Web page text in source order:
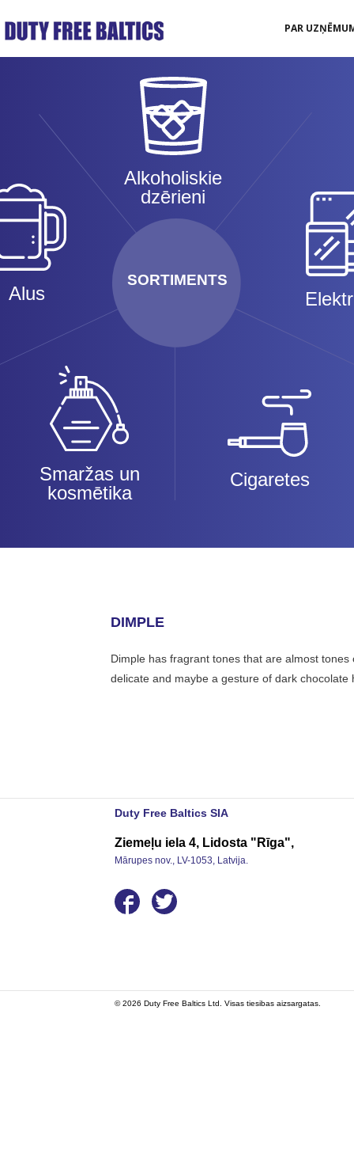
PAR
SORTIMENTS
Alkoholiskie
dzērieni
Alus
Smaržas un
kosmētika
Cigaretes
DIMPLE
Dimple has fragrant tones that are almost
delicate and maybe a gesture of dark chocolate
Duty Free Baltics SIA
Ziemeļu iela 4, Lidosta "Rīga",
Mārupes nov., LV-1053, Latvija.
© 2026 Duty Free Baltics Ltd. Visas tiesibas aizsargatas.